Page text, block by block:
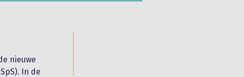
nieuwe
In de